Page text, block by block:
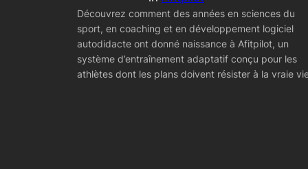
Découvrez comment des années en sciences du
sport, en coaching et en développement logiciel
autodidacte ont donné naissance à Afitpilot, un
système d’entraînement adaptatif conçu pour les
athlètes dont les plans doivent résister à la vraie